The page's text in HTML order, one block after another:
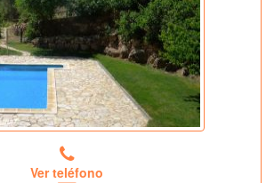
Ver teléfono